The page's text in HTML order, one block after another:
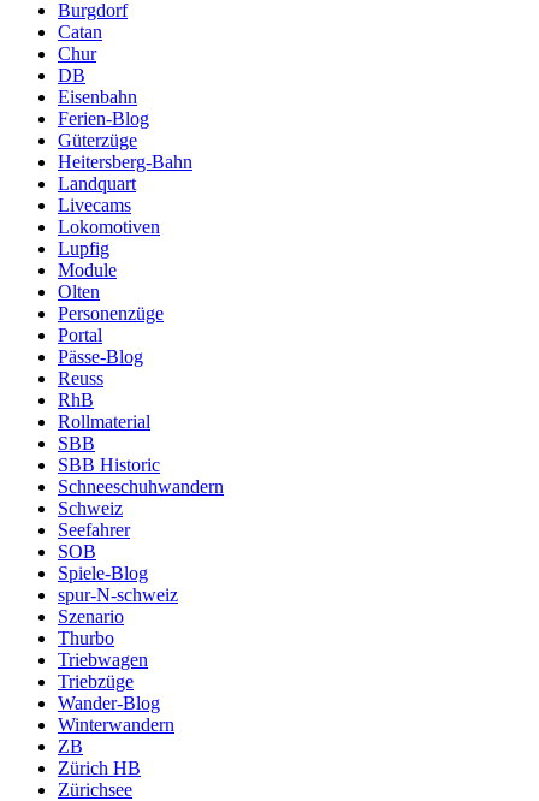
Burgdorf
Catan
Chur
DB
Eisenbahn
Ferien-Blog
Güterzüge
Heitersberg-Bahn
Landquart
Livecams
Lokomotiven
Lupfig
Module
Olten
Personenzüge
Portal
Pässe-Blog
Reuss
RhB
Rollmaterial
SBB
SBB Historic
Schneeschuhwandern
Schweiz
Seefahrer
SOB
Spiele-Blog
spur-N-schweiz
Szenario
Thurbo
Triebwagen
Triebzüge
Wander-Blog
Winterwandern
ZB
Zürich HB
Zürichsee